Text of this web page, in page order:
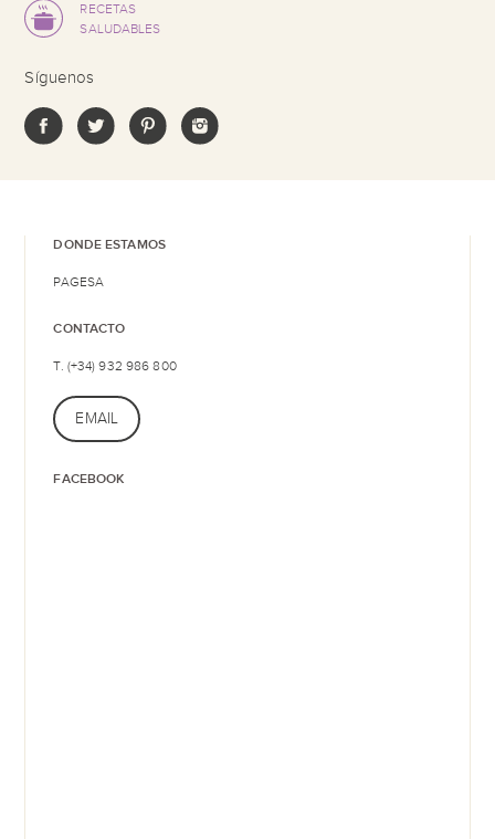
RECETAS
SALUDABLES
Síguenos
DONDE ESTAMOS
PAGESA
CONTACTO
T. (+34) 932 986 800
EMAIL
FACEBOOK